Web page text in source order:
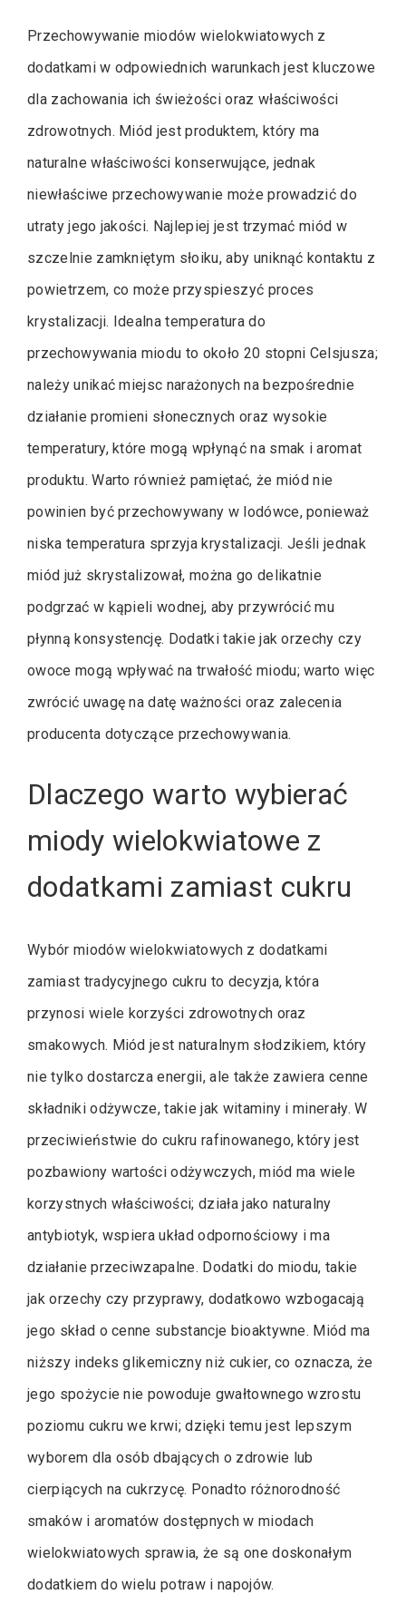
Przechowywanie miodów wielokwiatowych z
dodatkami w odpowiednich warunkach jest kluczowe
dla zachowania ich świeżości oraz właściwości
zdrowotnych. Miód jest produktem, który ma
naturalne właściwości konserwujące, jednak
niewłaściwe przechowywanie może prowadzić do
utraty jego jakości. Najlepiej jest trzymać miód w
szczelnie zamkniętym słoiku, aby uniknąć kontaktu z
powietrzem, co może przyspieszyć proces
krystalizacji. Idealna temperatura do
przechowywania miodu to około 20 stopni Celsjusza;
należy unikać miejsc narażonych na bezpośrednie
działanie promieni słonecznych oraz wysokie
temperatury, które mogą wpłynąć na smak i aromat
produktu. Warto również pamiętać, że miód nie
powinien być przechowywany w lodówce, ponieważ
niska temperatura sprzyja krystalizacji. Jeśli jednak
miód już skrystalizował, można go delikatnie
podgrzać w kąpieli wodnej, aby przywrócić mu
płynną konsystencję. Dodatki takie jak orzechy czy
owoce mogą wpływać na trwałość miodu; warto więc
zwrócić uwagę na datę ważności oraz zalecenia
producenta dotyczące przechowywania.
Dlaczego warto wybierać
miody wielokwiatowe z
dodatkami zamiast cukru
Wybór miodów wielokwiatowych z dodatkami
zamiast tradycyjnego cukru to decyzja, która
przynosi wiele korzyści zdrowotnych oraz
smakowych. Miód jest naturalnym słodzikiem, który
nie tylko dostarcza energii, ale także zawiera cenne
składniki odżywcze, takie jak witaminy i minerały. W
przeciwieństwie do cukru rafinowanego, który jest
pozbawiony wartości odżywczych, miód ma wiele
korzystnych właściwości; działa jako naturalny
antybiotyk, wspiera układ odpornościowy i ma
działanie przeciwzapalne. Dodatki do miodu, takie
jak orzechy czy przyprawy, dodatkowo wzbogacają
jego skład o cenne substancje bioaktywne. Miód ma
niższy indeks glikemiczny niż cukier, co oznacza, że
jego spożycie nie powoduje gwałtownego wzrostu
poziomu cukru we krwi; dzięki temu jest lepszym
wyborem dla osób dbających o zdrowie lub
cierpiących na cukrzycę. Ponadto różnorodność
smaków i aromatów dostępnych w miodach
wielokwiatowych sprawia, że są one doskonałym
dodatkiem do wielu potraw i napojów.